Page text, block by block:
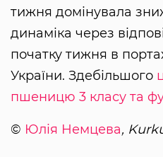
тижня домінувала
динаміка через
початку тижня в
України. Здебільшого
пшеницю 3 класу та
© Юлія Немцева,